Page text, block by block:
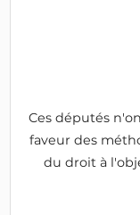
Ces députés
faveur des
du droit à